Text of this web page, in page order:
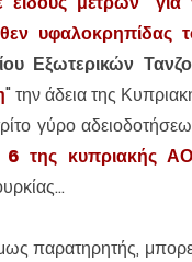
υφαλοκρηπίδας
Εξωτερικών
" την άδεια της
γύρο
6 της κυπριακής
παρατηρητής,